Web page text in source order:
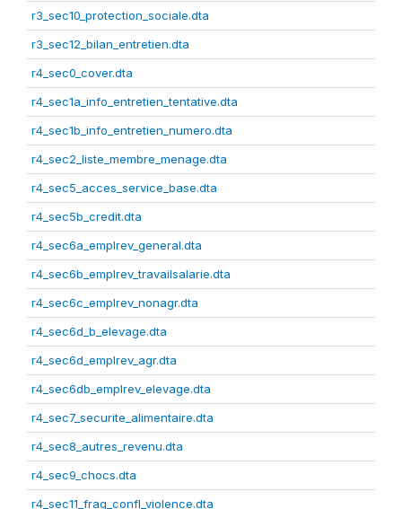
r3_sec10_protection_sociale.dta
r3_sec12_bilan_entretien.dta
r4_sec0_cover.dta
r4_sec1a_info_entretien_tentative.dta
r4_sec1b_info_entretien_numero.dta
r4_sec2_liste_membre_menage.dta
r4_sec5_acces_service_base.dta
r4_sec5b_credit.dta
r4_sec6a_emplrev_general.dta
r4_sec6b_emplrev_travailsalarie.dta
r4_sec6c_emplrev_nonagr.dta
r4_sec6d_b_elevage.dta
r4_sec6d_emplrev_agr.dta
r4_sec6db_emplrev_elevage.dta
r4_sec7_securite_alimentaire.dta
r4_sec8_autres_revenu.dta
r4_sec9_chocs.dta
r4_sec11_frag_confl_violence.dta